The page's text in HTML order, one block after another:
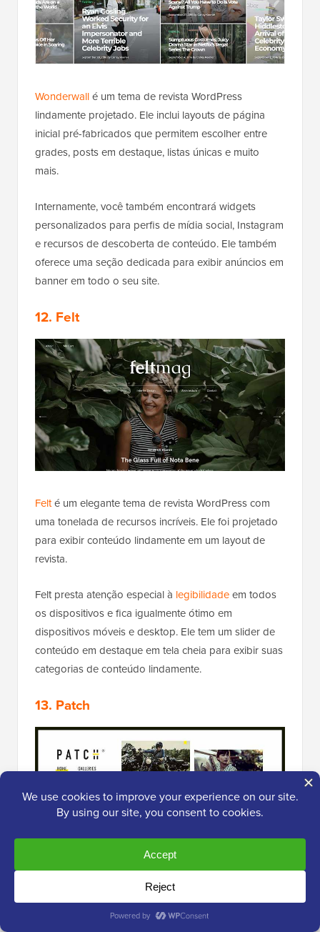
Wonderwallé um tema de revista WordPress
lindamente projetado. Ele inclui layouts de página
inicial pré-fabricados que permitem escolher entre
grades, posts em destaque, listas únicas e muito
mais.
Internamente, você também encontrará widgets
personalizados para perfis de mídia social, Instagram
e recursos de descoberta de conteúdo. Ele também
oferece uma seção dedicada para exibir anúncios em
banner em todo o seu site.
12. Felt
Felté um elegante tema de revista WordPress com
uma tonelada de recursos incríveis. Ele foi projetado
para exibir conteúdo lindamente em um layout de
revista.
Felt presta atenção especial à legibilidadeem todos
os dispositivos e fica igualmente ótimo em
dispositivos móveis e desktop. Ele tem um slider de
conteúdo em destaque em tela cheia para exibir suas
categorias de conteúdo lindamente.
13. Patch
é um tema WordPress de revista e
com um layout minimalista que faz seu